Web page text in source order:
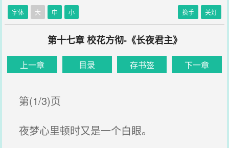
字体 大 中 小 换手 关灯
第十七章 校花方彻-《长夜君主》
上一章 目录 存书签 下一章
第(1/3)页
夜梦心里顿时又是一个白眼。